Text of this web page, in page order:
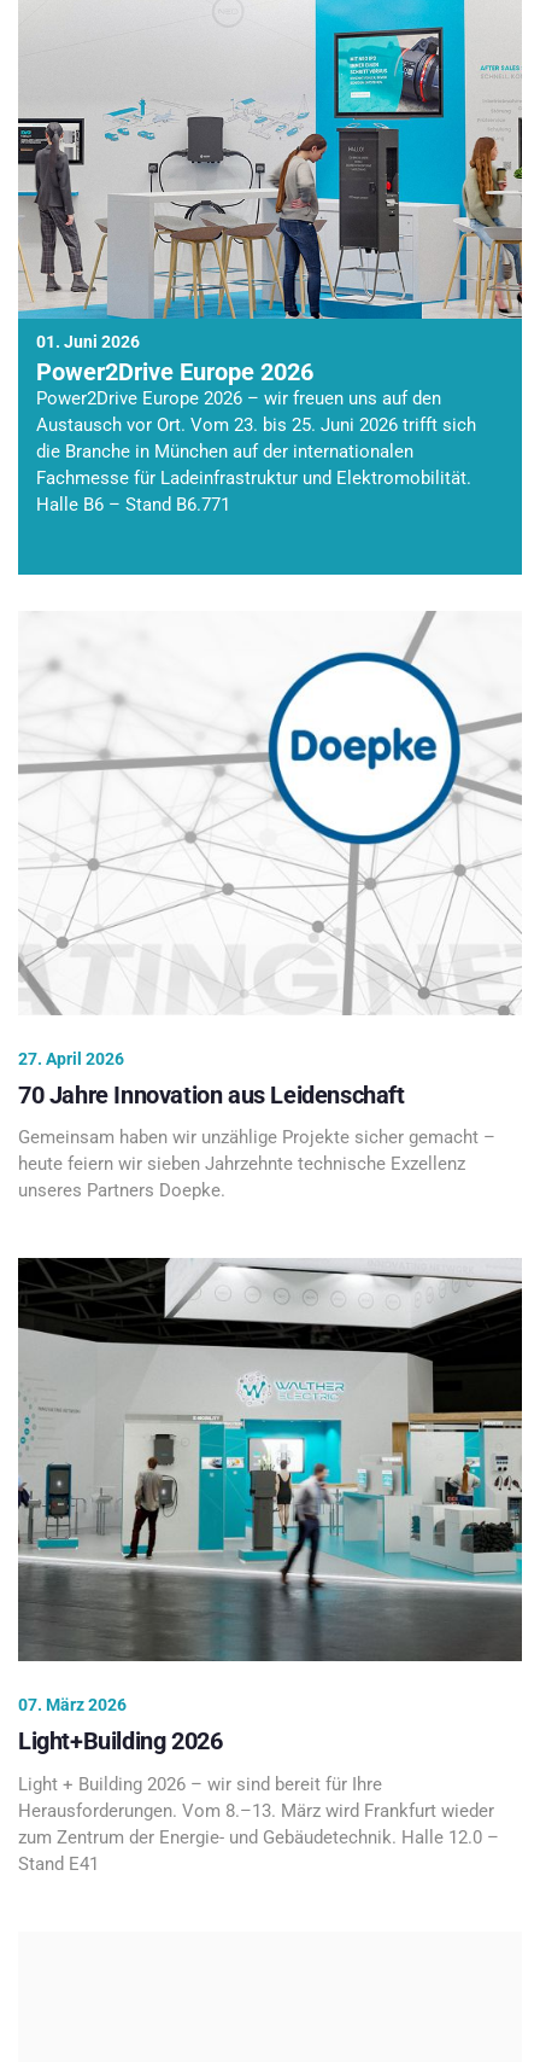
01. Juni 2026
Power2Drive Europe 2026
Power2Drive Europe 2026 – wir freuen uns auf den
Austausch vor Ort. Vom 23. bis 25. Juni 2026 trifft sich
die Branche in München auf der internationalen
Fachmesse für Ladeinfrastruktur und Elektromobilität.
Halle B6 – Stand B6.771
27. April 2026
70 Jahre Innovation aus Leidenschaft
Gemeinsam haben wir unzählige Projekte sicher gemacht –
heute feiern wir sieben Jahrzehnte technische Exzellenz
unseres Partners Doepke.
07. März 2026
Light+Building 2026
Light + Building 2026 – wir sind bereit für Ihre
Herausforderungen. Vom 8.–13. März wird Frankfurt wieder
zum Zentrum der Energie- und Gebäudetechnik. Halle 12.0 –
Stand E41